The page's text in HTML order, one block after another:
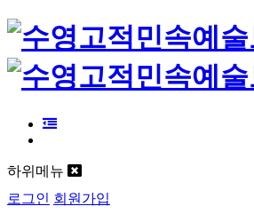
하위메뉴
로그인 회원가입